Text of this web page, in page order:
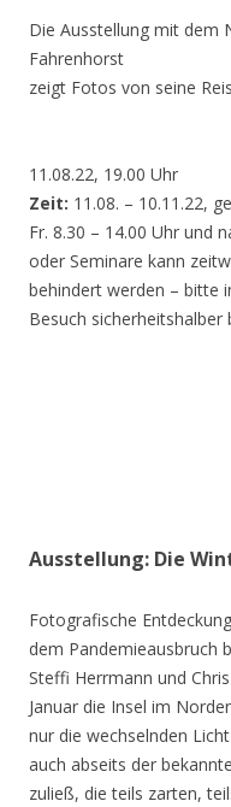
Die Ausstellung mit dem
Fahrenhorst
zeigt Fotos von seine
11.08.22, 19.00 Uhr
Zeit: 11.08. – 10.11.22,
Fr. 8.30 – 14.00 Uhr und
oder Seminare kann
behindert werden – bitte
Besuch sicherheitshalber
Ausstellung: Die
Fotografische
dem Pandemieausbruch
Steffi Herrmann und
Januar die Insel im
nur die wechselnden
auch abseits der
zuließ, die teils zarten,